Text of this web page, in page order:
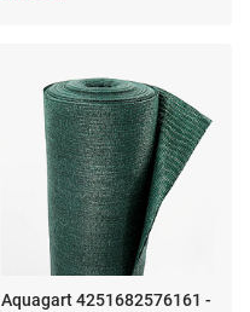
Aquagart 4251682576161 -